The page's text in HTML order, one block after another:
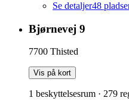
Se detaljer48
Bjørnevej 9
7700 Thisted
Vis på kort
1 beskyttelsesrum · 279